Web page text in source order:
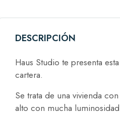
DESCRIPCIÓN
Haus Studio te presenta
cartera.
Se trata de una vivienda
alto con mucha